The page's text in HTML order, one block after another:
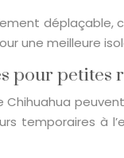
déplaçable,
une meilleure
pour petites
temporaires à